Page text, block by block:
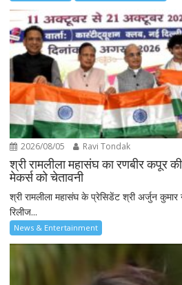
2026/08/05 Ravi Tondak
श्री रामलीला महासंघ का रणबीर कपूर
मेकर्स को चेतावनी
श्री रामलीला महासंघ के प्रेसिडेंट श्री अर्जुन
रिलीज...
News & Entertainment